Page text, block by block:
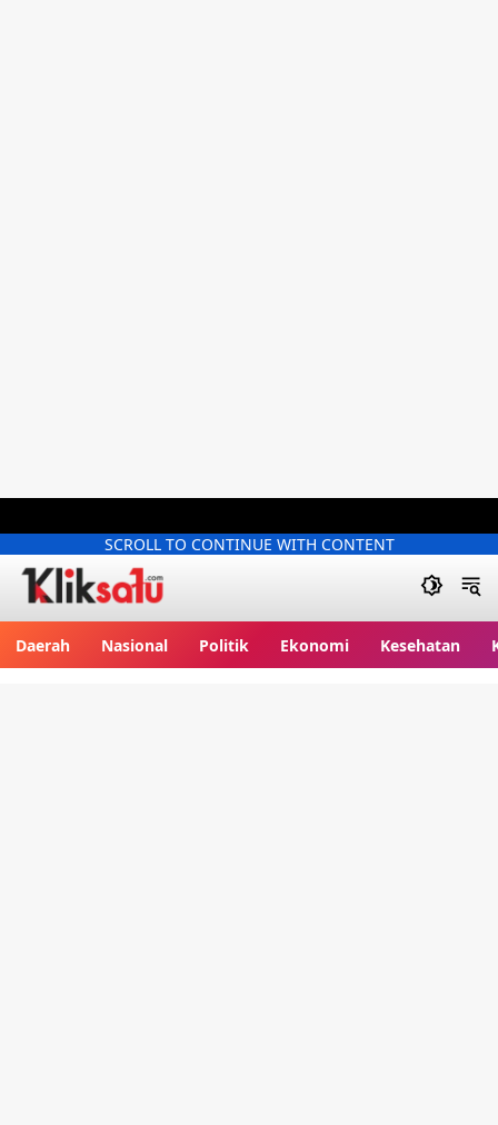
SCROLL TO CONTINUE WITH CONTENT
Daerah Nasional Politik Ekonomi Kesehatan